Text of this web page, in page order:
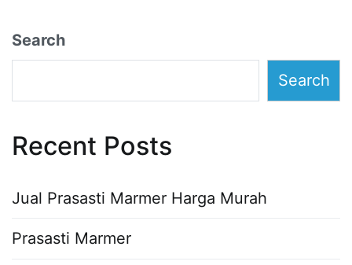
Search
Search
Recent Posts
Jual Prasasti Marmer Harga Murah
Prasasti Marmer